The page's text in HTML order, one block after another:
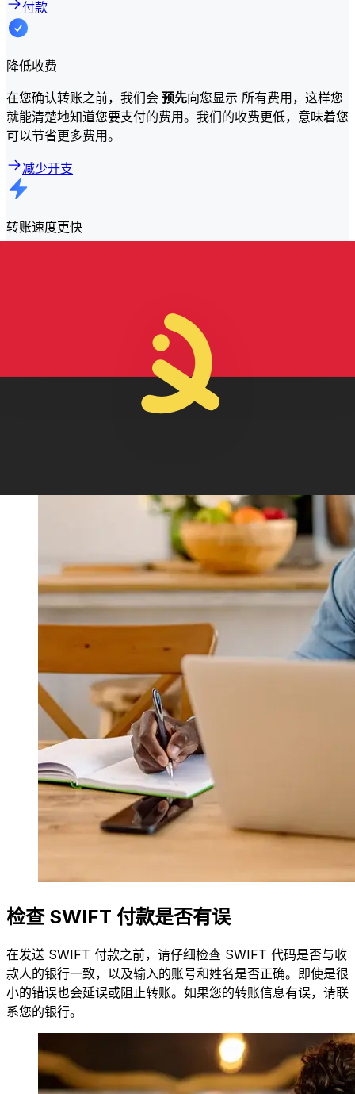
付款
降低收费
在您确认转账之前，我们会 预先向您显示 所有费用，这样您
就能清楚地知道您要支付的费用。我们的收费更低，意味着您
可以节省更多费用。
减少开支
转账速度更快
检查 SWIFT 付款是否有误
在发送 SWIFT 付款之前，请仔细检查 SWIFT 代码是否与收
款人的银行一致，以及输入的账号和姓名是否正确。即使是很
小的错误也会延误或阻止转账。如果您的转账信息有误，请联
系您的银行。